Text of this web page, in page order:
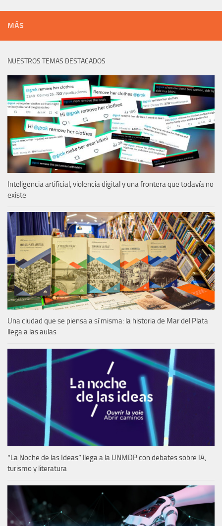
MÁS
NUESTROS TEMAS DESTACADOS
Inteligencia artificial, violencia digital y una frontera que todavía no
existe
Una ciudad que se piensa a sí misma: la historia de Mar del Plata
llega a las aulas
“La Noche de las Ideas” llega a la UNMDP con debates sobre IA,
turismo y literatura